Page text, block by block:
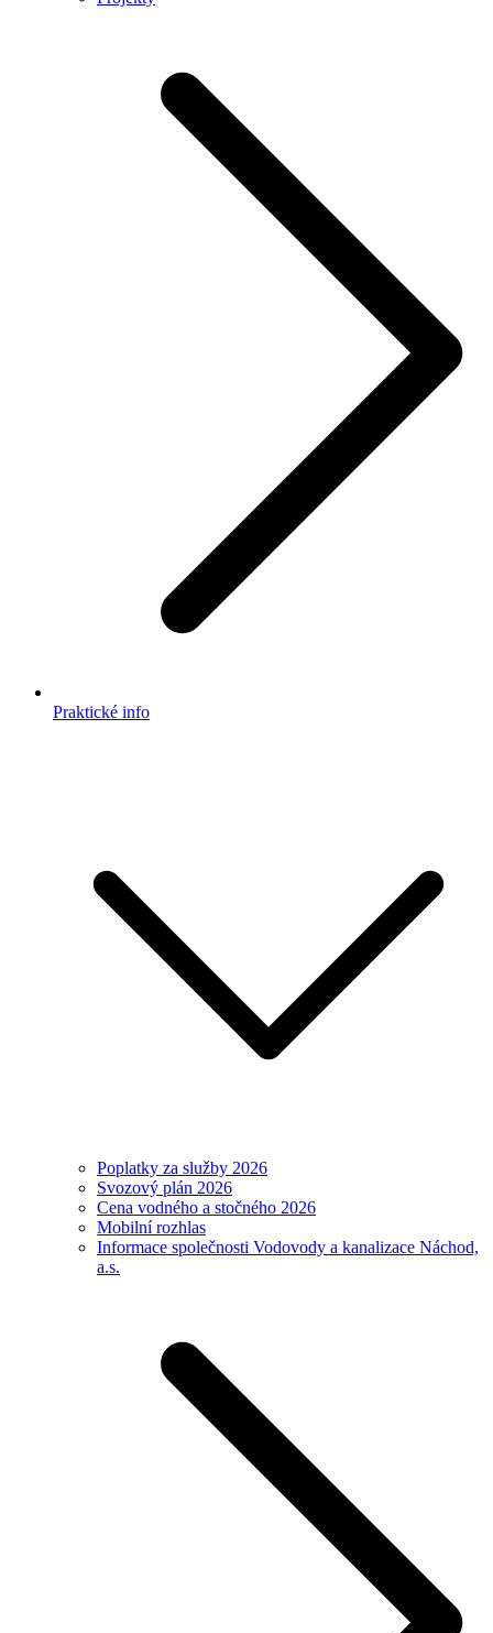
Praktické info
Poplatky za služby 2026
Svozový plán 2026
Cena vodného a stočného 2026
Mobilní rozhlas
Informace společnosti Vodovody a kanalizace Náchod,
a.s.